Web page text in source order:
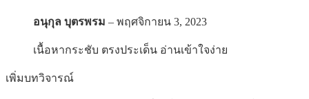
อนุกุล บุตรพรม – พฤศจิกายน 3, 2023
เนื้อหากระชับ ตรงประเด็น อ่านเข้าใจง่าย
เพิ่มบทวิจารณ์